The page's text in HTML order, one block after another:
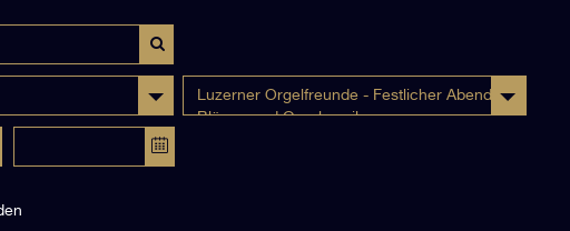
Luzerner Orgelfreunde - Festlicher Abend mit
Bläser- und Orgelmusik